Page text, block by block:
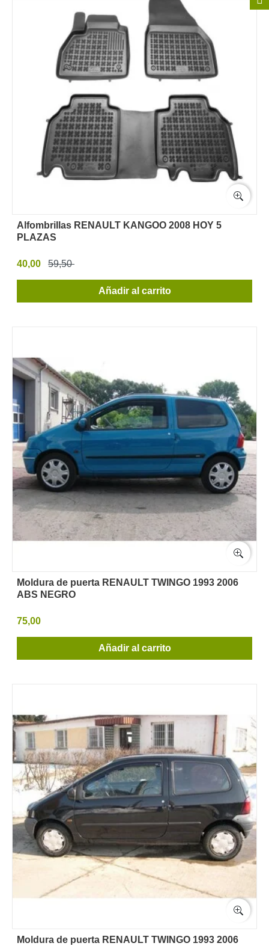
Alfombrillas RENAULT KANGOO 2008 HOY 5
PLAZAS
40,00 59,50
Añadir al carrito
Moldura de puerta RENAULT TWINGO 1993 2006
ABS NEGRO
75,00
Añadir al carrito
Moldura de puerta RENAULT TWINGO 1993 2006